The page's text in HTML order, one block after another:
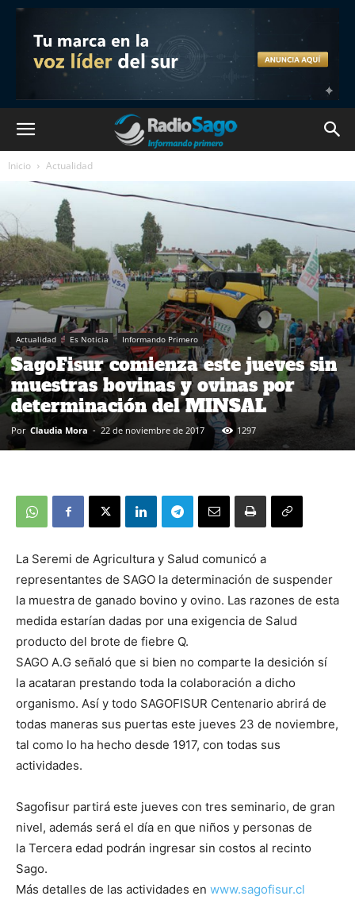
Inicio Actualidad
Actualidad Es Noticia Informando Primero
SagoFisur comienza este jueves sin
muestras bovinas y ovinas por
determinación del MINSAL
Por Claudia Mora - 22 de noviembre de 2017 1297
La Seremi de Agricultura y Salud comunicó a
representantes de SAGO la determinación de suspender
la muestra de ganado bovino y ovino. Las razones de esta
medida estarían dadas por una exigencia de Salud
producto del brote de fiebre Q.
SAGO A.G señaló que si bien no comparte la desición sí
la acataran prestando toda la colaboración a dicho
organismo. Así y todo SAGOFISUR Centenario abrirá de
todas maneras sus puertas este jueves 23 de noviembre,
tal como lo ha hecho desde 1917, con todas sus
actividades.
Sagofisur partirá este jueves con tres seminario, de gran
nivel, además será el día en que niños y personas de
la Tercera edad podrán ingresar sin costos al recinto
Sago.
Más detalles de las actividades en www.sagofisur.cl